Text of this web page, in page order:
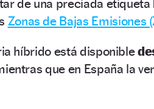
de una preciada etiqueta
Zonas de Bajas Emisiones
híbrido está disponible
que en España la